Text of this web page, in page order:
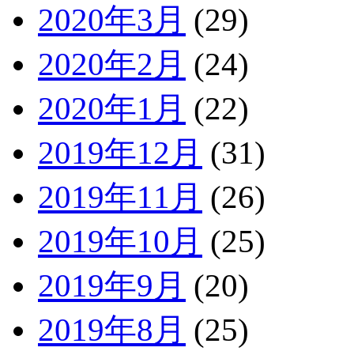
2020年3月 (29)
2020年2月 (24)
2020年1月 (22)
2019年12月 (31)
2019年11月 (26)
2019年10月 (25)
2019年9月 (20)
2019年8月 (25)